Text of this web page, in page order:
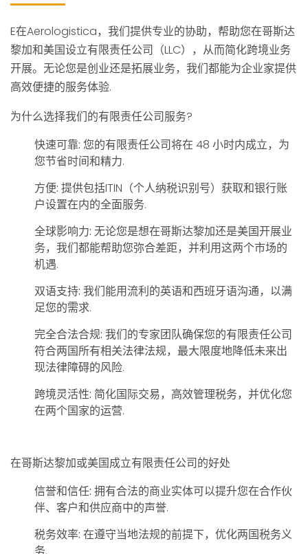
E在Aerologistica，我们提供专业的协助，帮助您在哥斯达
黎加和美国设立有限责任公司（LLC），从而简化跨境业务
开展。无论您是创业还是拓展业务，我们都能为企业家提供
高效便捷的服务体验.
为什么选择我们的有限责任公司服务?
快速可靠: 您的有限责任公司将在 48 小时内成立，为
您节省时间和精力.
方便: 提供包括ITIN（个人纳税识别号）获取和银行账
户设置在内的全面服务.
全球影响力: 无论您是想在哥斯达黎加还是美国开展业
务，我们都能帮助您弥合差距，并利用这两个市场的
机遇.
双语支持: 我们能用流利的英语和西班牙语沟通，以满
足您的需求.
完全合法合规: 我们的专家团队确保您的有限责任公司
符合两国所有相关法律法规，最大限度地降低未来出
现法律障碍的风险.
跨境灵活性: 简化国际交易，高效管理税务，并优化您
在两个国家的运营.
在哥斯达黎加或美国成立有限责任公司的好处
信誉和信任: 拥有合法的商业实体可以提升您在合作伙
伴、客户和供应商中的声誉.
税务效率: 在遵守当地法规的前提下，优化两国税务义
务.